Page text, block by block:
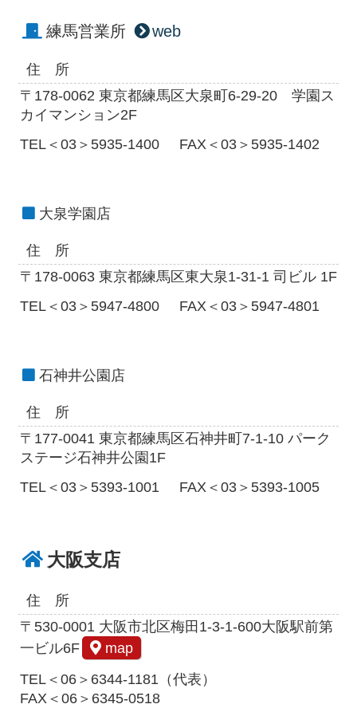
練馬営業所 web
住 所
〒178-0062 東京都練馬区大泉町6-29-20 学園ス
カイマンション2F
TEL＜03＞5935-1400
FAX＜03＞5935-1402
大泉学園店
住 所
〒178-0063 東京都練馬区東大泉1-31-1 司ビル 1F
TEL＜03＞5947-4800
FAX＜03＞5947-4801
石神井公園店
住 所
〒177-0041 東京都練馬区石神井町7-1-10 パーク
ステージ石神井公園1F
TEL＜03＞5393-1001
FAX＜03＞5393-1005
大阪支店
住 所
〒530-0001 大阪市北区梅田1-3-1-600大阪駅前第
一ビル6F
map
TEL＜06＞6344-1181（代表）
FAX＜06＞6345-0518